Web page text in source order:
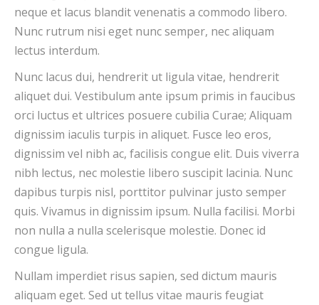
neque et lacus blandit venenatis a commodo libero.
Nunc rutrum nisi eget nunc semper, nec aliquam
lectus interdum.
Nunc lacus dui, hendrerit ut ligula vitae, hendrerit
aliquet dui. Vestibulum ante ipsum primis in faucibus
orci luctus et ultrices posuere cubilia Curae; Aliquam
dignissim iaculis turpis in aliquet. Fusce leo eros,
dignissim vel nibh ac, facilisis congue elit. Duis viverra
nibh lectus, nec molestie libero suscipit lacinia. Nunc
dapibus turpis nisl, porttitor pulvinar justo semper
quis. Vivamus in dignissim ipsum. Nulla facilisi. Morbi
non nulla a nulla scelerisque molestie. Donec id
congue ligula.
Nullam imperdiet risus sapien, sed dictum mauris
aliquam eget. Sed ut tellus vitae mauris feugiat